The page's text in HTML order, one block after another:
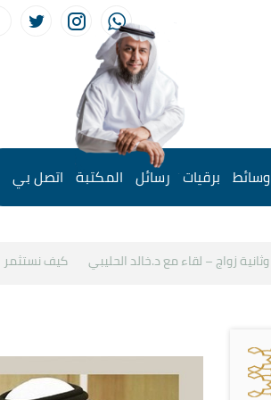
وسائط برقيات رسائل المكتبة اتصل بي
زواج – لقاء مع د.خالد الحليبي كيف نستثمر